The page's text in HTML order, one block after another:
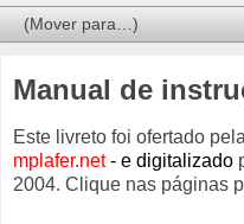
Manual de
Este livreto foi ofertado pela
mplafer.net- e digitalizado
2004. Clique nas páginas